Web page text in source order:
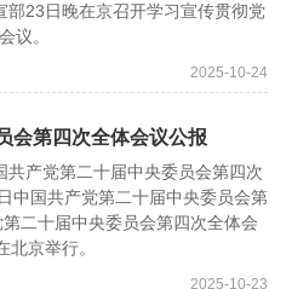
23日晚在京召开学习宣传贯彻党
议。
2025-10-24
会第四次全体会议公报
产党第二十届中央委员会第四次
中国共产党第二十届中央委员会第
二十届中央委员会第四次全体会
京举行。
2025-10-23